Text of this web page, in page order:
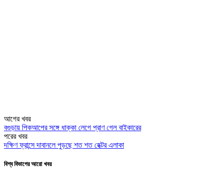
আগের খবর
বগুড়ায় পিকআপের সঙ্গে ধাক্কা লেগে প্রাণ গেল বাইকারের
পরের খবর
দক্ষিণ ফ্রান্সে দাবানলে পুড়ছে শত শত হেক্টর এলাকা
বিশ্ব বিভাগের আরো খবর